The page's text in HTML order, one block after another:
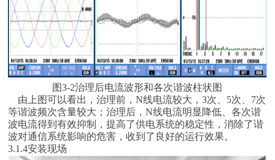
图3-2治理后电流波形和各次谐波柱状图
由上图可以看出，治理前，N线电流较大，3次、5次、7次
等谐波频次含量较大；治理后，N线电流明显降低、各次谐
波电流得到有效抑制，提高了供电系统的稳定性，消除了谐
波对通信系统影响的危害，收到了良好的运行效果。
3.1.4安装现场